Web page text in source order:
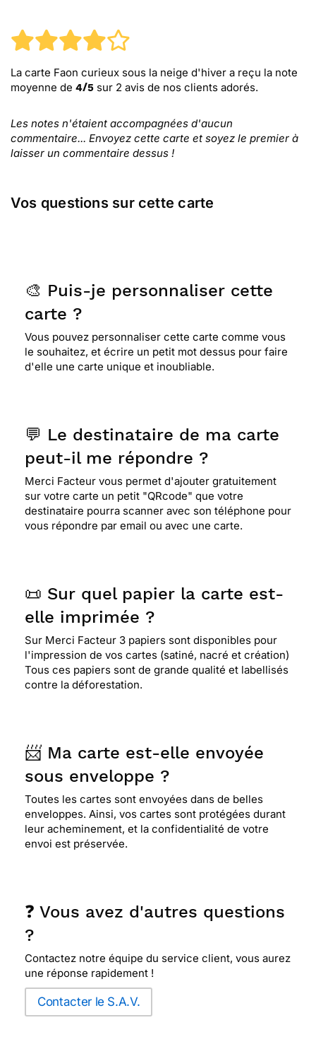
La carte Faon curieux sous la neige d'hiver a reçu la note
moyenne de 4/5 sur 2 avis de nos clients adorés.
Les notes n'étaient accompagnées d'aucun
commentaire... Envoyez cette carte et soyez le premier à
laisser un commentaire dessus !
Vos questions sur cette carte
🎨 Puis-je personnaliser cette
carte ?
Vous pouvez personnaliser cette carte comme vous
le souhaitez, et écrire un petit mot dessus pour faire
d'elle une carte unique et inoubliable.
💬 Le destinataire de ma carte
peut-il me répondre ?
Merci Facteur vous permet d'ajouter gratuitement
sur votre carte un petit "QRcode" que votre
destinataire pourra scanner avec son téléphone pour
vous répondre par email ou avec une carte.
📜 Sur quel papier la carte est-
elle imprimée ?
Sur Merci Facteur 3 papiers sont disponibles pour
l'impression de vos cartes (satiné, nacré et création)
Tous ces papiers sont de grande qualité et labellisés
contre la déforestation.
📨 Ma carte est-elle envoyée
sous enveloppe ?
Toutes les cartes sont envoyées dans de belles
enveloppes. Ainsi, vos cartes sont protégées durant
leur acheminement, et la confidentialité de votre
envoi est préservée.
❓ Vous avez d'autres questions
?
Contactez notre équipe du service client, vous aurez
une réponse rapidement !
Contacter le S.A.V.